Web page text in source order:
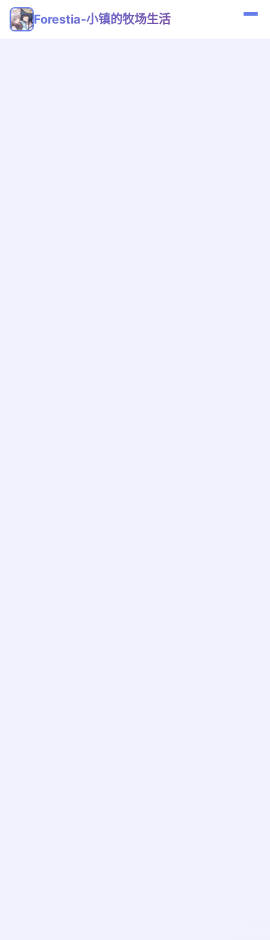
Forestia-小镇的牧场生活